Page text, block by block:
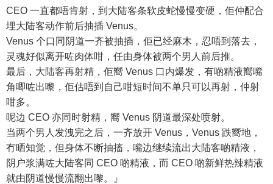
CEO 一直都唔肯射，到大陆客条软皮蛇慢慢变硬，佢仲配合
埋大陆客动作前后抽插 Venus。
Venus 个口同阴道一齐被抽插，佢已经麻木，忍唔到落去，
灵魂好似离开咗肉体咁，任由身体被两个男人前后推。
最后，大陆客再射精，佢嚮 Venus 口内爆发，有啲精液嚮嘴
角唧咗出嚟，佢估唔到自己咁短时间不单只可以再射，仲射
咁多。
呢边 CEO 亦同时射精，嚮 Venus 阴道最深处喷射。
当两个男人发洩完之后，一齐放开 Venus，Venus 跌嚮地，
冇晒知觉，但身体不断抽搐，嘴边继续流出大陆客啲精液，
阴户浆满咗大陆客同 CEO 啲精液，而 CEO 啲新鲜热辣精液
就由阴道慢慢流翻出嚟。』